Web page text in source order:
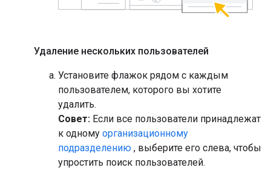
Удаление нескольких пользователей
Установите флажок рядом с каждым
пользователем, которого вы хотите
удалить.
Совет: Если все пользователи принадлежат
к одному организационному
подразделению , выберите его слева, чтобы
упростить поиск пользователей.